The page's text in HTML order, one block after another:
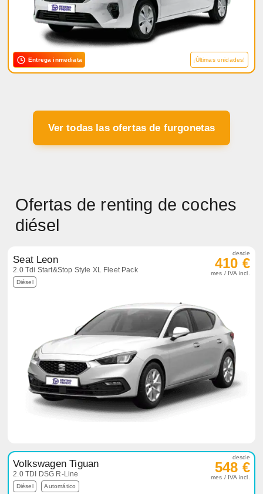
Entrega inmediata ¡Últimas unidades!
Ver todas las ofertas de furgonetas
Ofertas de renting de coches
diésel
Seat Leon
2.0 Tdi Start&Stop Style XL Fleet Pack
Diésel
desde
410 €
mes / IVA incl.
Volkswagen Tiguan
2.0 TDI DSG R-Line
Diésel Automático
desde
548 €
mes / IVA incl.